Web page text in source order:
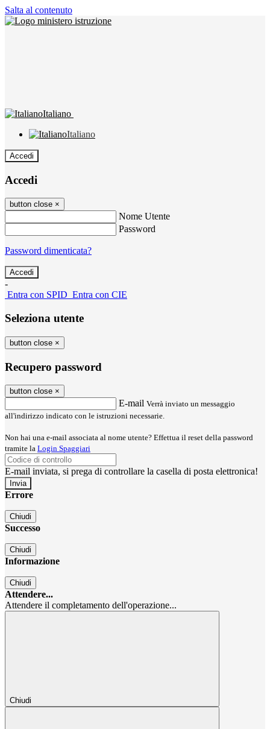
Salta al contenuto
Italiano
Italiano
Accedi
Accedi
button close ×
Nome Utente
Password
Password dimenticata?
-
Entra con SPID Entra con CIE
Seleziona utente
button close ×
Recupero password
button close ×
E-mail Verrà inviato un messaggio
all'indirizzo indicato con le istruzioni necessarie.
Non hai una e-mail associata al nome utente? Effettua il reset della password
tramite la Login Spaggiari
E-mail inviata, si prega di controllare la casella di posta elettronica!
Errore
Chiudi
Successo
Chiudi
Informazione
Chiudi
Attendere...
Attendere il completamento dell'operazione...
Chiudi